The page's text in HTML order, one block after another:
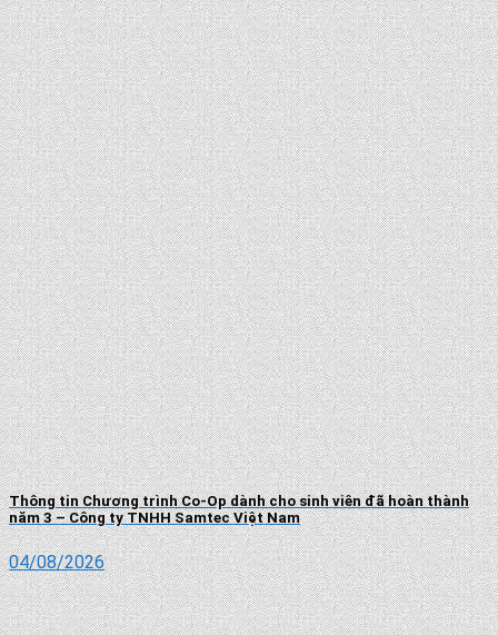
Thông tin Chương trình Co-Op dành cho sinh viên đã hoàn thành
năm 3 – Công ty TNHH Samtec Việt Nam
04/08/2026